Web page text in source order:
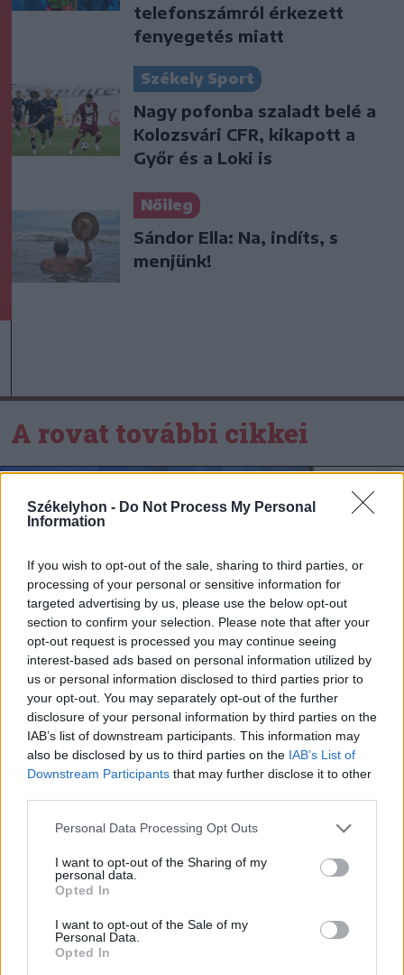
Székelyhon - Do Not Process My Personal
Information
If you wish to opt-out of the sale, sharing to third parties, or
processing of your personal or sensitive information for
targeted advertising by us, please use the below opt-out
section to confirm your selection. Please note that after your
opt-out request is processed you may continue seeing
interest-based ads based on personal information utilized by
us or personal information disclosed to third parties prior to
your opt-out. You may separately opt-out of the further
disclosure of your personal information by third parties on the
IAB’s list of downstream participants. This information may
also be disclosed by us to third parties on the IAB’s List of
Downstream Participants that may further disclose it to other
Personal Data Processing Opt Outs
I want to opt-out of the Sharing of my
personal data.
Opted In
I want to opt-out of the Sale of my
Personal Data.
Opted In
telefonszámról érkezett
fenyegetés miatt
Székely Sport
Nagy pofonba szaladt belé a
Kolozsvári CFR, kikapott a
Győr és a Loki is
Nőileg
Sándor Ella: Na, indíts, s
menjünk!
A rovat további cikkei
2026. augusztus 07., péntek
Ismét jegyezhetők a Fidelis
államkötvények, akár 7,5